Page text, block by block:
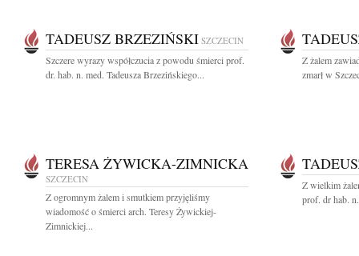
TADEUSZ BRZEZIŃSKI SZCZECIN
Szczere wyrazy współczucia z powodu śmierci prof.
dr. hab. n. med. Tadeusza Brzezińskiego...
Z żalem
zmarł w
TERESA ŻYWICKA-ZIMNICKA
SZCZECIN
Z ogromnym żalem i smutkiem przyjęliśmy
wiadomość o śmierci arch. Teresy Żywickiej-
Zimnickiej...
Z wielkim
prof. dr hab.